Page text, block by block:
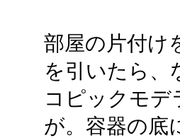
部屋の片付け
を引いたら、
コピックモデ
が。容器の底